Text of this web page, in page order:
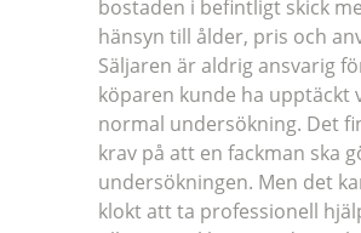
bostaden i befintligt skick
hänsyn till ålder, pris och
Säljaren är aldrig ansvarig
köparen kunde ha upptäckt
normal undersökning. Det
krav på att en fackman ska
undersökningen. Men det
klokt att ta professionell